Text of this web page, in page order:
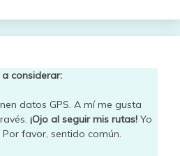
considerar:
datos GPS. A mí me gusta
¡Ojo al seguir mis rutas! Yo
favor, sentido común.